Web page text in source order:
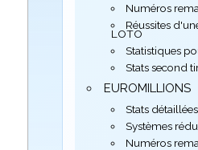
Numéros
Réussites
LOTO
Statistiques
Stats second
EUROMILLIONS
Stats détaillées
Systèmes
Numéros